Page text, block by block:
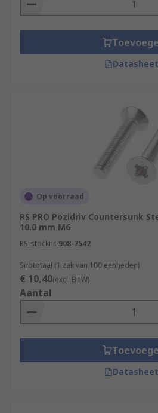
Op voorraad
RS PRO Pozidriv Countersunk
10.0 mm M6
RS-stocknr. 908-7542
Subtotaal (1 zak van 100 eenheden)
€ 10,40(excl. BTW)
Aantal